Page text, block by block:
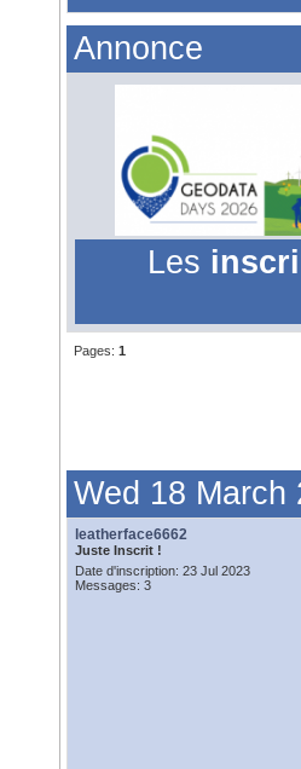
Annonce
Les
Pages: 1
Wed 18 March
leatherface6662
Juste Inscrit !
Date d'inscription: 23 Jul 2023
Messages: 3